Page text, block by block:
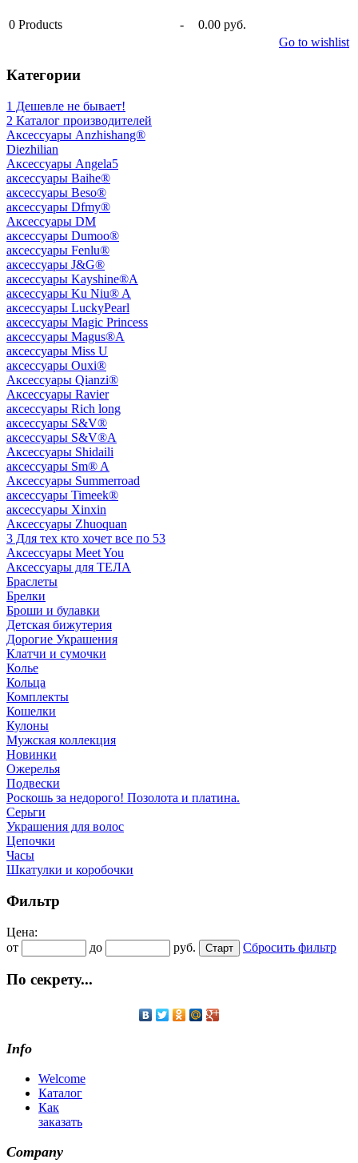
0 Products -
0.00 руб.
Go to wishlist
Категории
1 Дешевле не бывает!
2 Каталог производителей
Aксессуары Anzhishang®
Diezhilian
Аксессуары Angela5
аксессуары Baihe®
аксессуары Beso®
аксессуары Dfmy®
Аксессуары DM
аксессуары Dumoo®
аксессуары Fenlu®
аксессуары J&G®
аксессуары Kayshine®A
аксессуары Ku Niu® A
аксессуары LuckyPearl
аксессуары Magic Princess
аксессуары Magus®A
аксессуары Miss U
аксессуары Ouxi®
Аксессуары Qianzi®
Аксессуары Ravier
аксессуары Rich long
аксессуары S&V®
аксессуары S&V®A
Аксессуары Shidaili
аксессуары Sm® A
Аксессуары Summerroad
аксессуары Timeek®
аксессуары Xinxin
Аксессуары Zhuoquan
3 Для тех кто хочет все по 53
Аксессуары Meet You
Аксессуары для ТЕЛА
Браслеты
Брелки
Броши и булавки
Детская бижутерия
Дорогие Украшения
Клатчи и сумочки
Колье
Кольца
Комплекты
Кошелки
Кулоны
Мужская коллекция
Новинки
Ожерелья
Подвески
Роскошь за недорого! Позолота и платина.
Серьги
Украшения для волос
Цепочки
Часы
Шкатулки и коробочки
Фильтр
Цена:
от
до руб. Сбросить фильтр
По секрету...
Info
Welcome
Каталог
Как
заказать
Company